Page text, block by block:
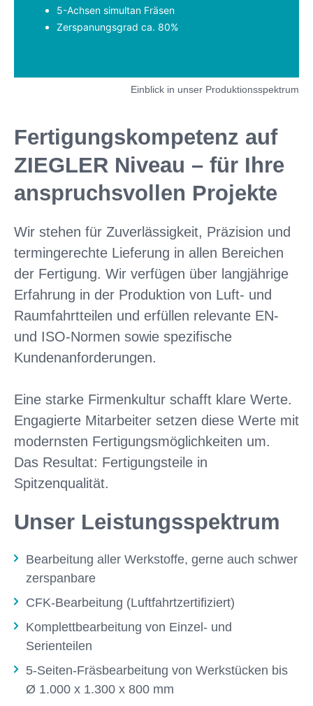
5-Achsen simultan Fräsen
Zerspanungsgrad ca. 80%
Einblick in unser Produktionsspektrum
Fertigungskompetenz auf
ZIEGLER Niveau – für Ihre
anspruchsvollen Projekte
Wir stehen für Zuverlässigkeit, Präzision und
termingerechte Lieferung in allen Bereichen
der Fertigung. Wir verfügen über langjährige
Erfahrung in der Produktion von Luft- und
Raumfahrtteilen und erfüllen relevante EN-
und ISO-Normen sowie spezifische
Kundenanforderungen.
Eine starke Firmenkultur schafft klare Werte.
Engagierte Mitarbeiter setzen diese Werte mit
modernsten Fertigungsmöglichkeiten um.
Das Resultat: Fertigungsteile in
Spitzenqualität.
Unser Leistungsspektrum
Bearbeitung aller Werkstoffe, gerne auch schwer
zerspanbare
CFK-Bearbeitung (Luftfahrtzertifiziert)
Komplettbearbeitung von Einzel- und
Serienteilen
5-Seiten-Fräsbearbeitung von Werkstücken bis
Ø 1.000 x 1.300 x 800 mm